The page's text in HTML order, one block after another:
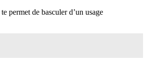
permet de basculer d’un usage